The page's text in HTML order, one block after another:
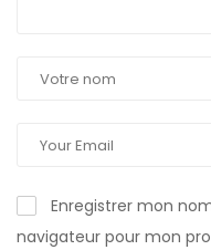
Enregistrer mon
navigateur pour mon